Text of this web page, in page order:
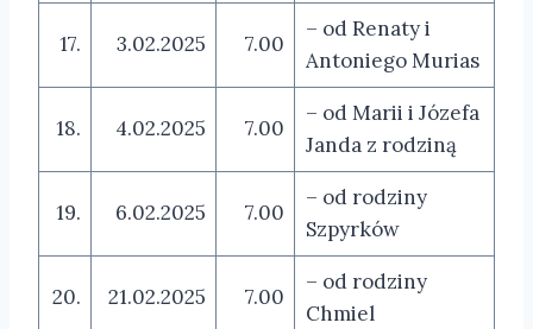
17. 3.02.2025 7.00
– od Renaty i
Antoniego Murias
18. 4.02.2025 7.00
– od Marii i Józefa
Janda z rodziną
19. 6.02.2025 7.00
– od rodziny
Szpyrków
20. 21.02.2025 7.00
– od rodziny
Chmiel